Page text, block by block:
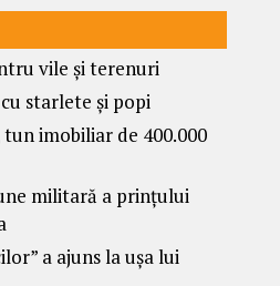
vile și terenuri
starlete și popi
imobiliar de 400.000
militară a prințului
a ajuns la ușa lui